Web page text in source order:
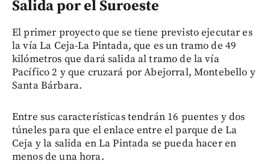
Salida por el Suroeste
El primer proyecto que se tiene previsto ejecutar es
la vía La Ceja-La Pintada, que es un tramo de 49
kilómetros que dará salida al tramo de la vía
Pacífico 2 y que cruzará por Abejorral, Montebello y
Santa Bárbara.
Entre sus características tendrán 16 puentes y dos
túneles para que el enlace entre el parque de La
Ceja y la salida en La Pintada se pueda hacer en
menos de una hora.